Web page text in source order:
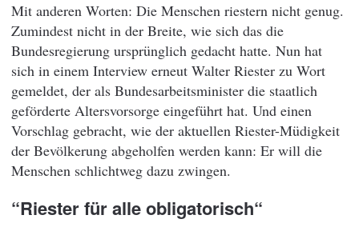
Mit anderen Worten: Die Menschen riestern nicht genug.
Zumindest nicht in der Breite, wie sich das die
Bundesregierung ursprünglich gedacht hatte. Nun hat
sich in einem Interview erneut Walter Riester zu Wort
gemeldet, der als Bundesarbeitsminister die staatlich
geförderte Altersvorsorge eingeführt hat. Und einen
Vorschlag gebracht, wie der aktuellen Riester-Müdigkeit
der Bevölkerung abgeholfen werden kann: Er will die
Menschen schlichtweg dazu zwingen.
“Riester für alle obligatorisch“